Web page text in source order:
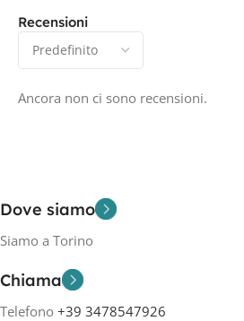
Recensioni
Ancora non ci sono recensioni.
Dove siamo
Siamo a Torino
Chiama
Telefono +39 3478547926